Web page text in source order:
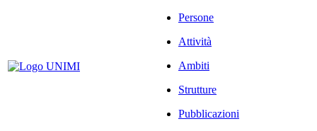
Persone
Attività
Ambiti
Strutture
Pubblicazioni